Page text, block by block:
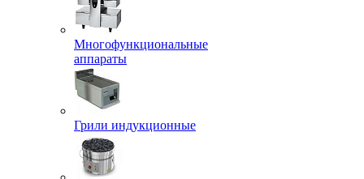
Многофункциональные
аппараты
Грили индукционные